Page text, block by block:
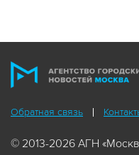
Обратная связь
© 2013-2026 АГН